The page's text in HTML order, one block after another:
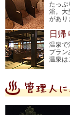
たっぷ
浴。大
があり
日帰
温泉で
プラン
温泉は